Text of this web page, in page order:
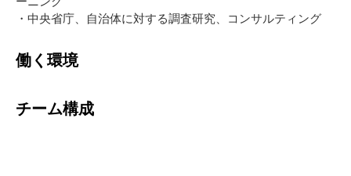
・中央省庁、自治体に対する調査研究、コンサルティング
働く環境
チーム構成